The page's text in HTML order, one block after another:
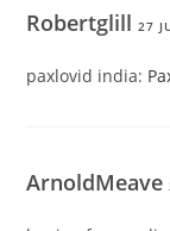
Robertglill27
paxlovid india:
ArnoldMeave